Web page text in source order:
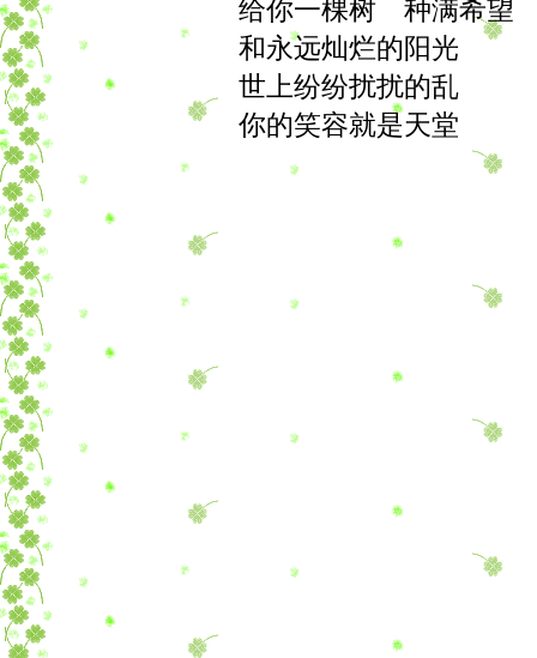
给你一棵树 种满希望
和永远灿烂的阳光
世上纷纷扰扰的乱
你的笑容就是天堂